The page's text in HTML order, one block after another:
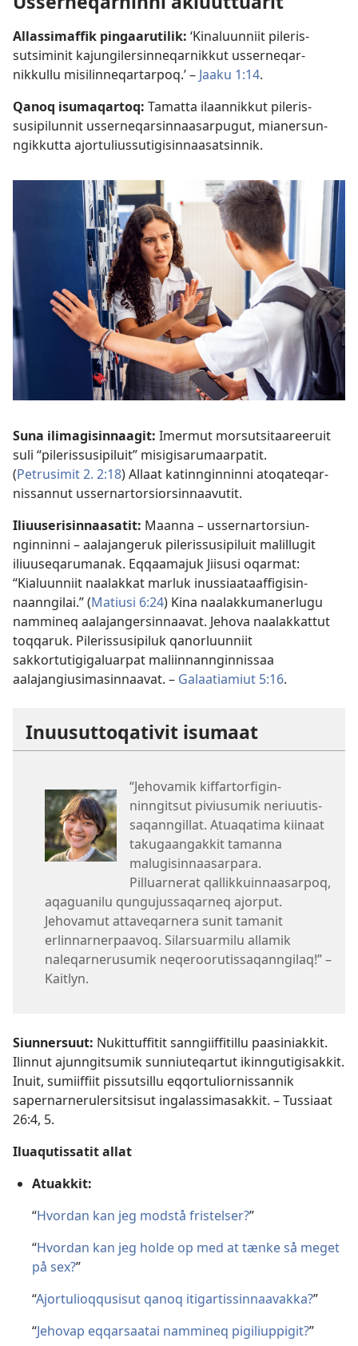
Allassimaffik pingaarutilik: ‘Kinaluunniit pileris­
sutsiminit kajungilersin­neqarnikkut usserneqar­
nikkullu misilin­neqartarpoq.’ – Jaaku 1:14.
Qanoq isumaqartoq: Tamatta ilaannikkut pileris­
susipilunnit usserneqarsin­naasarpugut, mianersun­
ngikkutta ajortulius­sutigisin­naasatsinnik.
Suna ilimagisinnaagit: Imermut morsutsitaareeruit
suli “pileris­susipiluit” misigisarumaarpatit.
(Petrusimit 2. 2:18) Allaat katinnginninni atoqateqar­
nissannut ussernar­torsiorsin­naavutit.
Iliuuserisin­naasatit: Maanna – ussernar­torsiun­
nginninni – aalajangeruk pileris­susipiluit malillugit
iliuuseqarumanak. Eqqaamajuk Jiisusi oqarmat:
“Kialuunniit naalakkat marluk inussiaataaf­figisin­
naanngilai.” (Matiusi 6:24) Kina naalakkumanerlugu
nammineq aalajangersinnaavat. Jehova naalakkattut
toqqaruk. Pileris­susipiluk qanorluunniit
sakkortutigigaluarpat maliinnan­nginnissaa
aalajangiusimasinnaavat. – Galaatiamiut 5:16.
Inuusut­toqativit isumaat
“Jehovamik kiffartorfigin­
ninngitsut piviusumik neriuutis­
saqanngillat. Atuaqatima kiinaat
takugaangakkit tamanna
malugisin­naasarpara.
Pilluarnerat qallikkuin­naasarpoq,
aqaguanilu qungujus­saqarneq ajorput.
Jehovamut attaveqarnera sunit tamanit
erlinnar­nerpaavoq. Silarsuarmilu allamik
naleqar­nerusumik neqeroorutis­saqanngilaq!” –
Kaitlyn.
Siunnersuut: Nukittuffitit sanngiif­fitillu paasiniakkit.
Ilinnut ajunngitsumik sunniuteqartut ikinngutigisakkit.
Inuit, sumiiffiit pissutsillu eqqortulior­nissannik
sapernar­nerulersitsisut ingalas­simasakkit. –Tussiaat
26:4, 5.
Iluaqutissatit allat
Atuakkit:
“Hvordan kan jeg modstå fristelser?”
“Hvordan kan jeg holde op med at tænke så meget
på sex?”
“Ajortulioq­qusisut qanoq itigartis­sinnaavakka?”
“Jehovap eqqarsaatai nammineq pigiliuppigit?”